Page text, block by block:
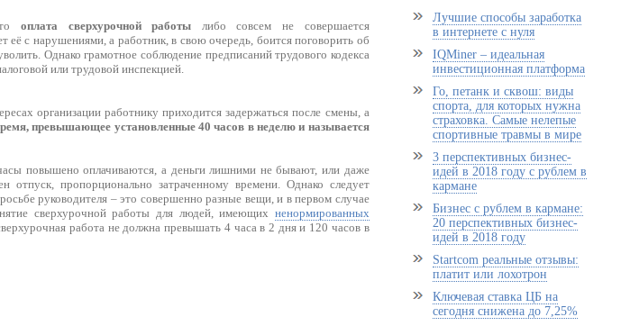
оплата сверхурочной работы либо совсем не совершается
её с нарушениями, а работник, в свою очередь, боится поговорить об
Однако грамотное соблюдение предписаний трудового кодекса
или трудовой инспекцией.
организации работнику приходится задержаться после смены, а
превышающее установленные 40 часов в неделю и называется
повышено оплачиваются, а деньги лишними не бывают, или даже
отпуск, пропорционально затраченному времени. Однако следует
руководителя – это совершенно разные вещи, и в первом случае
сверхурочной работы для людей, имеющих ненормированных
работа не должна превышать 4 часа в 2 дня и 120 часов в
Лучшие способы заработка
в интернете с нуля
IQMiner – идеальная
инвестиционная платформа
Го, петанк и сквош: виды
спорта, для которых нужна
страховка. Самые нелепые
спортивные травмы в мире
3 перспективных бизнес-
идей в 2018 году с рублем в
кармане
Бизнес с рублем в кармане:
20 перспективных бизнес-
идей в 2018 году
Startcom реальные отзывы:
платит или лохотрон
Ключевая ставка ЦБ на
сегодня снижена до 7,25%